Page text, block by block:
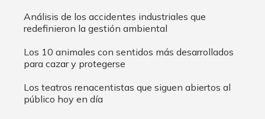
Análisis de los accidentes industriales que
redefinieron la gestión ambiental
Los 10 animales con sentidos más desarrollados
para cazar y protegerse
Los teatros renacentistas que siguen abiertos al
público hoy en día